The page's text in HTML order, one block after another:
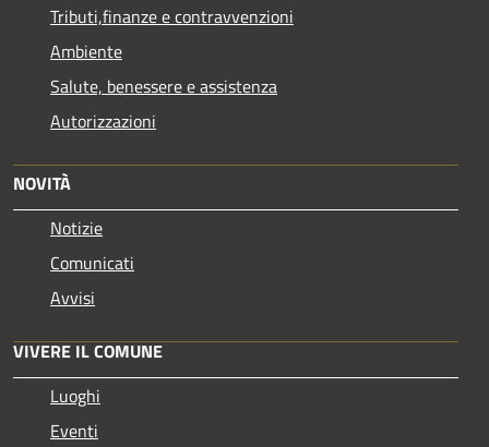
Tributi,finanze e contravvenzioni
Ambiente
Salute, benessere e assistenza
Autorizzazioni
NOVITÀ
Notizie
Comunicati
Avvisi
VIVERE IL COMUNE
Luoghi
Eventi